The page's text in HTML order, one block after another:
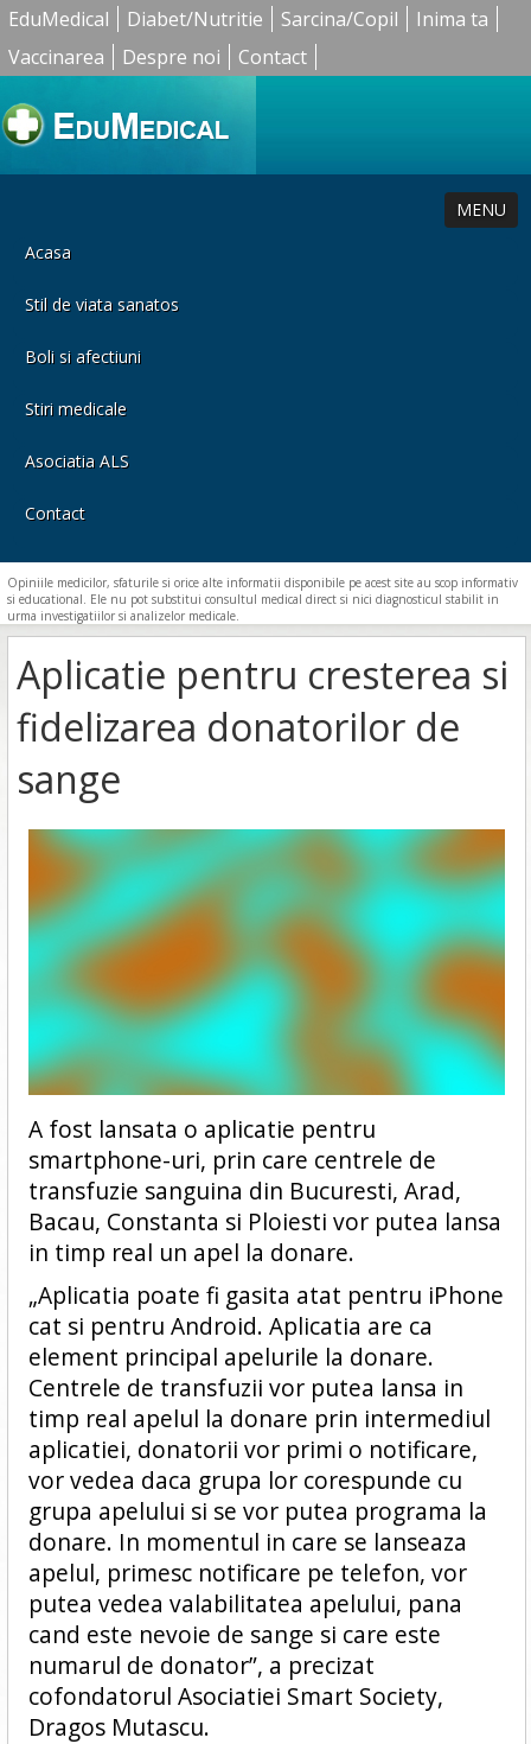
EduMedical Diabet/Nutritie Sarcina/Copil
Inima ta
Vaccinarea
Despre noi Contact
MENU
Acasa
Stil de viata sanatos
Boli si afectiuni
Stiri medicale
Asociatia ALS
Contact
Opiniile medicilor, sfaturile si orice alte informatii disponibile pe acest site au scop informativ
si educational. Ele nu pot substitui consultul medical direct si nici diagnosticul stabilit in
urma investigatiilor si analizelor medicale.
Aplicatie pentru cresterea si
fidelizarea donatorilor de
sange
A fost lansata o aplicatie pentru
smartphone-uri, prin care centrele de
transfuzie sanguina din Bucuresti, Arad,
Bacau, Constanta si Ploiesti vor putea lansa
in timp real un apel la donare.
„Aplicatia poate fi gasita atat pentru iPhone
cat si pentru Android. Aplicatia are ca
element principal apelurile la donare.
Centrele de transfuzii vor putea lansa in
timp real apelul la donare prin intermediul
aplicatiei, donatorii vor primi o notificare,
vor vedea daca grupa lor corespunde cu
grupa apelului si se vor putea programa la
donare. In momentul in care se lanseaza
apelul, primesc notificare pe telefon, vor
putea vedea valabilitatea apelului, pana
cand este nevoie de sange si care este
numarul de donator”, a precizat
cofondatorul Asociatiei Smart Society,
Dragos Mutascu.